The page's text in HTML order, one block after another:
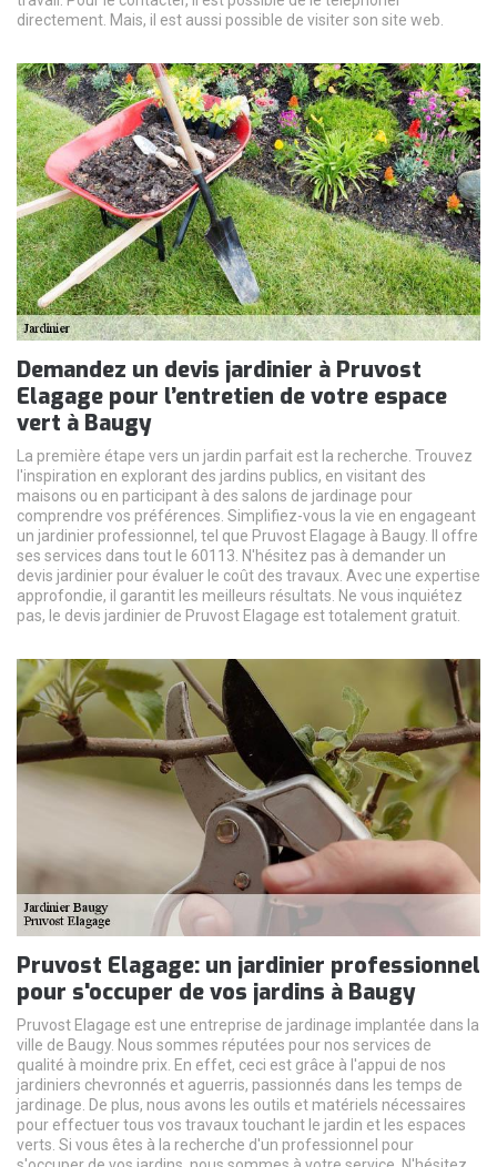
directement. Mais, il est aussi possible de visiter son site web.
Demandez un devis jardinier à Pruvost
Elagage pour l’entretien de votre espace
vert à Baugy
La première étape vers un jardin parfait est la recherche. Trouvez
l'inspiration en explorant des jardins publics, en visitant des
maisons ou en participant à des salons de jardinage pour
comprendre vos préférences. Simplifiez-vous la vie en engageant
un jardinier professionnel, tel que Pruvost Elagage à Baugy. Il offre
ses services dans tout le 60113. N'hésitez pas à demander un
devis jardinier pour évaluer le coût des travaux. Avec une expertise
approfondie, il garantit les meilleurs résultats. Ne vous inquiétez
pas, le devis jardinier de Pruvost Elagage est totalement gratuit.
Pruvost Elagage: un jardinier professionnel
pour s'occuper de vos jardins à Baugy
Pruvost Elagage est une entreprise de jardinage implantée dans la
ville de Baugy. Nous sommes réputées pour nos services de
qualité à moindre prix. En effet, ceci est grâce à l'appui de nos
jardiniers chevronnés et aguerris, passionnés dans les temps de
jardinage. De plus, nous avons les outils et matériels nécessaires
pour effectuer tous vos travaux touchant le jardin et les espaces
verts. Si vous êtes à la recherche d'un professionnel pour